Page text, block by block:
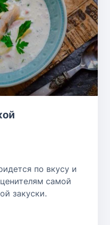
по вкусу и
самой
закуски.